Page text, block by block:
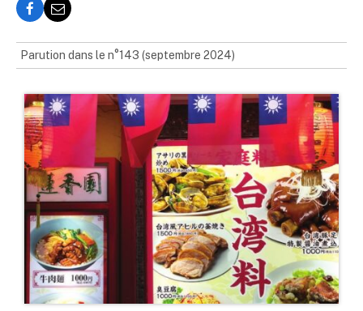
Parution dans le n°143 (septembre 2024)